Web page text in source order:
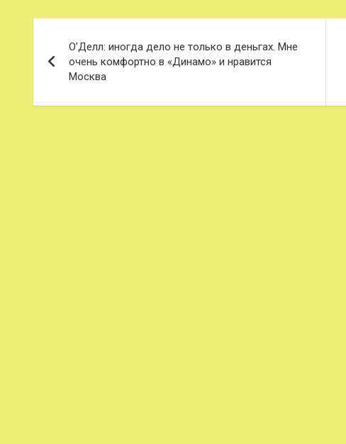
по
О’Делл: иногда дело не только в деньгах. Мне
очень комфортно в «Динамо» и нравится
Москва